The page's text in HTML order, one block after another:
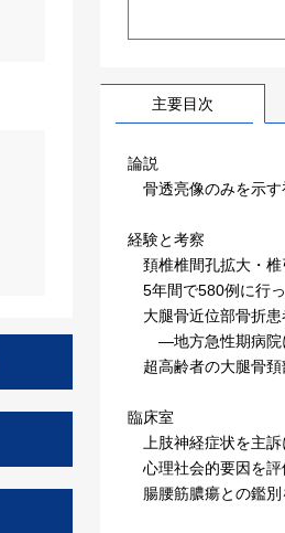
主要目次
論説
骨透亮像のみを示
経験と考察
頚椎椎間孔拡大・
5年間で580例に行
大腿骨近位部骨折患
―地方急性期病院
超高齢者の大腿骨
臨床室
上肢神経症状を主
心理社会的要因を
腸腰筋膿瘍との鑑